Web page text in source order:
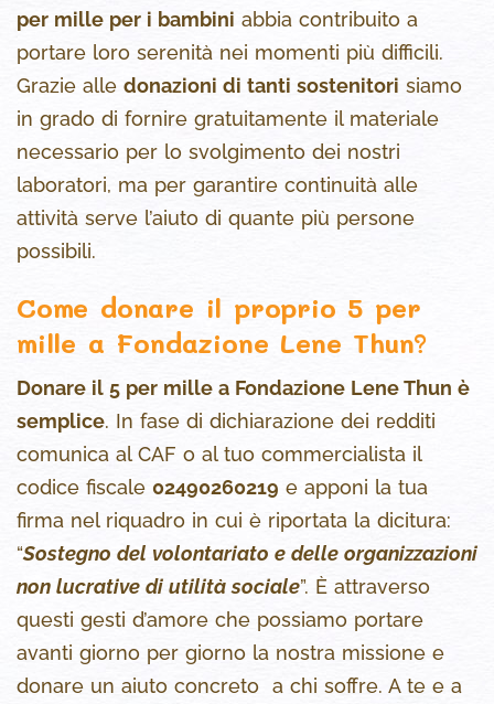
per mille per i bambini abbia contribuito a
portare loro serenità nei momenti più difficili.
Grazie alle donazioni di tanti sostenitori siamo
in grado di fornire gratuitamente il materiale
necessario per lo svolgimento dei nostri
laboratori, ma per garantire continuità alle
attività serve l’aiuto di quante più persone
possibili.
Come donare il proprio 5 per
mille a Fondazione Lene Thun?
Donare il 5 per mille a Fondazione Lene Thun è
semplice. In fase di dichiarazione dei redditi
comunica al CAF o al tuo commercialista il
codice fiscale 02490260219 e apponi la tua
firma nel riquadro in cui è riportata la dicitura:
“Sostegno del volontariato e delle organizzazioni
non lucrative di utilità sociale”. È attraverso
questi gesti d’amore che possiamo portare
avanti giorno per giorno la nostra missione e
donare un aiuto concreto a chi soffre. A te e a